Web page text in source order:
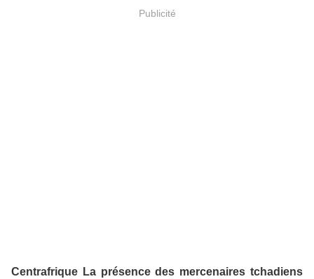
Publicité
Centrafrique La présence des mercenaires tchadiens